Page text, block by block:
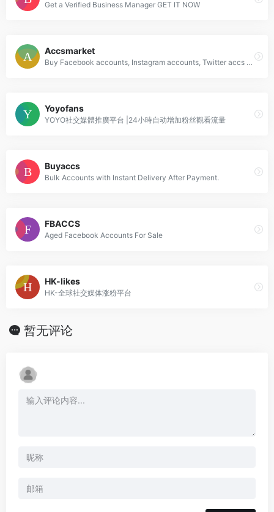
Get a Verified Business Manager GET IT NOW
Accsmarket
Buy Facebook accounts, Instagram accounts, Twitter accs and more! Bulk and aged social media accounts. High quality!
Yoyofans
YOYO社交媒體推廣平台 |24小時自动增加粉丝觀看流量
Buyaccs
Bulk Accounts with Instant Delivery After Payment.
FBACCS
Aged Facebook Accounts For Sale
HK-likes
HK-全球社交媒体涨粉平台
暂无评论